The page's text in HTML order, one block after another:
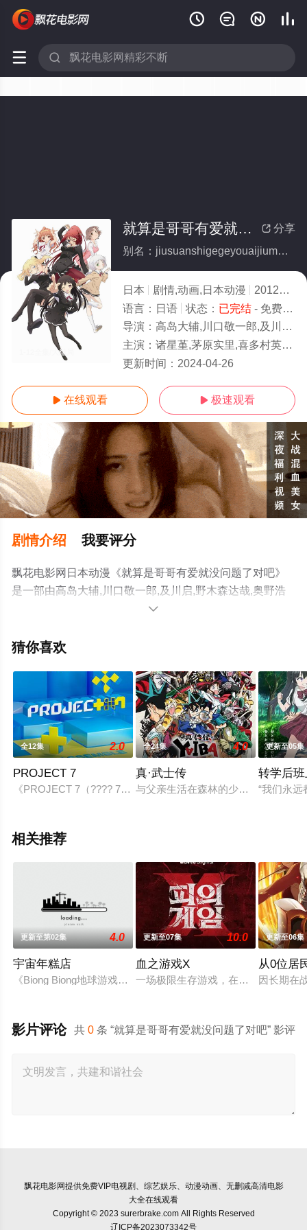
   
 
1-12全集/大结局
 分享
就算是哥哥有爱就没问题了对吧(全集)
别名：jiusuanshigegeyouaijiumeiwentiliaoduiba
日本 剧情,动画,日本动漫 2012
6.0
语言： 日语 状态： 已完结- 免费在线观看
导演： 高岛大辅,川口敬一郎,及川启,野木森达哉,奥野浩行,德本善信,青柳宏宜
主演： 诸星堇,茅原实里,喜多村英梨,木户衣吹,逢坂良太,下田麻美,高本惠
更新时间： 2024-04-26
 在线观看  极速观看
剧情介绍 我要评分
飘花电影网日本动漫《就算是哥哥有爱就没问题了对吧》
是一部由高岛大辅,川口敬一郎,及川启,野木森达哉,奥野浩
行,德本善信,青柳宏宜导演执导，诸星堇,茅原实里,喜多村
的日本动漫，大结局剧情已揭晓（1-12全集），手机免费
信息可移步至豆瓣动漫、电视猫或剧情网等平台了解。

猜你喜欢
全12集 2.0
PROJECT 7
《PROJECT 7（???? 7）》是由Studio Slam和SLL制作的全球
全24集 4.0
真·武士传
与父亲生活在森林的少年铁剑，想成
更新至05集
转学后
“我们永
相关推荐
更新至第02集 4.0
宇宙年糕店
《Biong Biong地球游戏厅》衍生综艺
更新至07集 10.0
血之游戏X
一场极限生存游戏，在脑力和体力最
更新至06集
从0位居
因长期在
共0 条 “就算是哥哥有爱就没问题了对吧” 影评
影片评论
飘花电影网提供免费VIP电视剧、综艺娱乐、动漫动画、无删减高清电影
大全在线观看
Copyright © 2023 surerbrake.com All Rights Reserved
辽ICP备2023073342号